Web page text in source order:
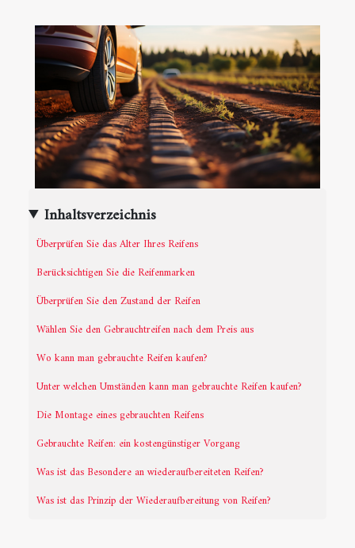
Inhaltsverzeichnis
Überprüfen Sie das Alter Ihres Reifens
Berücksichtigen Sie die Reifenmarken
Überprüfen Sie den Zustand der Reifen
Wählen Sie den Gebrauchtreifen nach dem Preis aus
Wo kann man gebrauchte Reifen kaufen?
Unter welchen Umständen kann man gebrauchte Reifen kaufen?
Die Montage eines gebrauchten Reifens
Gebrauchte Reifen: ein kostengünstiger Vorgang
Was ist das Besondere an wiederaufbereiteten Reifen?
Was ist das Prinzip der Wiederaufbereitung von Reifen?